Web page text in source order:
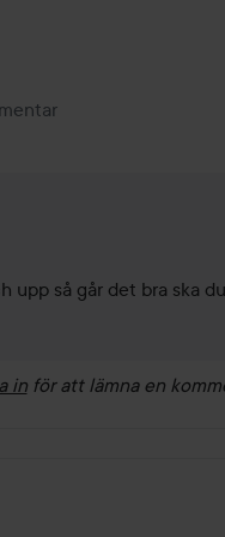
3 år
upp så går det bra ska
in för att lämna en